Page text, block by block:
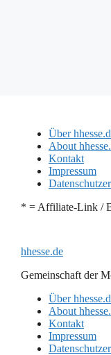
Über
About
Kontakt
Impressum
* = Affiliate-Link /
hhesse.de
Gemeinschaft der
Über
About
Kontakt
Impressum